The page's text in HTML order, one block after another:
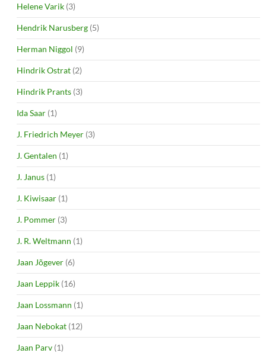
Helene Varik (3)
Hendrik Narusberg (5)
Herman Niggol (9)
Hindrik Ostrat (2)
Hindrik Prants (3)
Ida Saar (1)
J. Friedrich Meyer (3)
J. Gentalen (1)
J. Janus (1)
J. Kiwisaar (1)
J. Pommer (3)
J. R. Weltmann (1)
Jaan Jõgever (6)
Jaan Leppik (16)
Jaan Lossmann (1)
Jaan Nebokat (12)
Jaan Parv (1)